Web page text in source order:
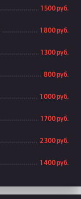
1 500 руб.
1 800 руб.
1 300 руб.
800 руб.
1 000 руб.
1 700 руб.
2 300 руб.
1 400 руб.